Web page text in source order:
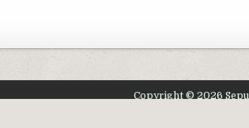
Copyright © 2026